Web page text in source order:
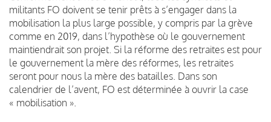
militants FO doivent se tenir prêts à s’engager dans la
mobilisation la plus large possible, y compris par la grève
comme en 2019, dans l’hypothèse où le gouvernement
maintiendrait son projet. Si la réforme des retraites est pour
le gouvernement la mère des réformes, les retraites
seront pour nous la mère des batailles. Dans son
calendrier de l’avent, FO est déterminée à ouvrir la case
« mobilisation ».